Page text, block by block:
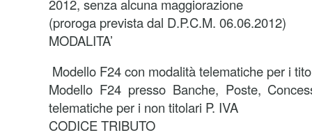
2012, senza alcuna maggiorazione
(proroga prevista dal D.P.C.M. 06.06.2012)
MODALITA’
Modello F24 con modalità telematiche per i
Modello F24 presso Banche, Poste,
telematiche per i non titolari P. IVA
CODICE TRIBUTO